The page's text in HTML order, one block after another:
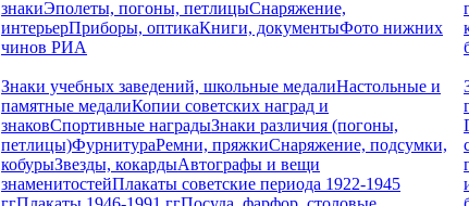
знакиЭполеты, погоны, петлицыСнаряжение,
интерьерПриборы, оптикаКниги, документыФото нижних
чинов РИА
Знаки учебных заведений, школьные медалиНастольные и
памятные медалиКопии советских наград и
знаковСпортивные наградыЗнаки различия (погоны,
петлицы)ФурнитураРемни, пряжкиСнаряжение, подсумки,
кобурыЗвезды, кокардыАвтографы и вещи
знаменитостейПлакаты советские периода 1922-1945